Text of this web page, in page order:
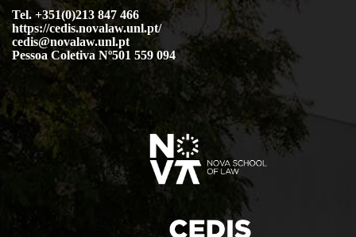
Tel. +351(0)213 847 466
https://cedis.novalaw.unl.pt/
cedis@novalaw.unl.pt
Pessoa Coletiva Nº501 559 094